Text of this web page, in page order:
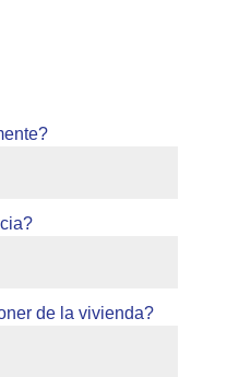
de la vivienda?